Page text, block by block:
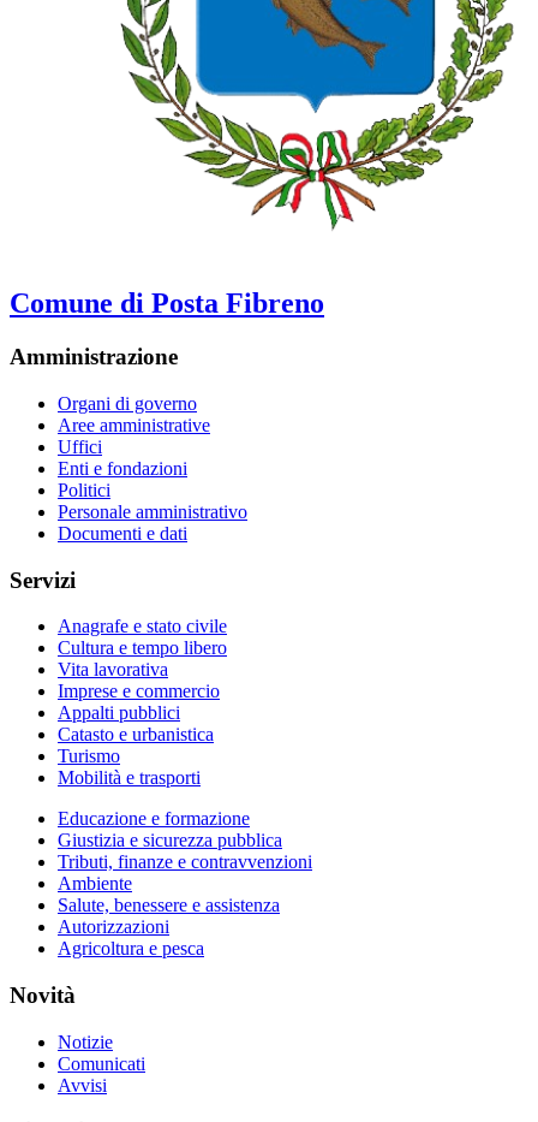
Comune di Posta Fibreno
Amministrazione
Organi di governo
Aree amministrative
Uffici
Enti e fondazioni
Politici
Personale amministrativo
Documenti e dati
Servizi
Anagrafe e stato civile
Cultura e tempo libero
Vita lavorativa
Imprese e commercio
Appalti pubblici
Catasto e urbanistica
Turismo
Mobilità e trasporti
Educazione e formazione
Giustizia e sicurezza pubblica
Tributi, finanze e contravvenzioni
Ambiente
Salute, benessere e assistenza
Autorizzazioni
Agricoltura e pesca
Novità
Notizie
Comunicati
Avvisi